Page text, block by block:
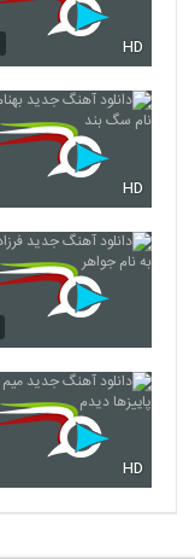
2119
2121
2122
HD
HD
HD